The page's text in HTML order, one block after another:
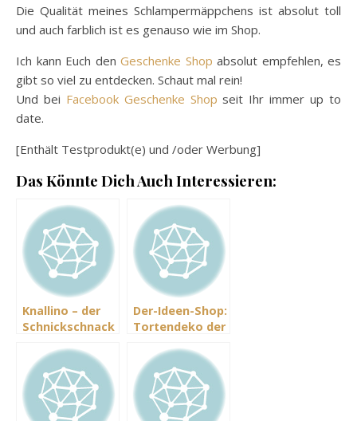
Die Qualität meines Schlampermäppchens ist absolut toll
und auch farblich ist es genauso wie im Shop.
Ich kann Euch den Geschenke Shop absolut empfehlen, es
gibt so viel zu entdecken. Schaut mal rein!
Und bei Facebook Geschenke Shop seit Ihr immer up to
date.
[Enthält Testprodukt(e) und /oder Werbung]
Das Könnte Dich Auch Interessieren:
Knallino – der
Schnickschnack
Der-Ideen-Shop:
Tortendeko der